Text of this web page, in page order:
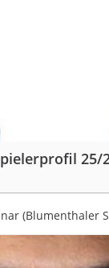
25/
(Blumenthaler